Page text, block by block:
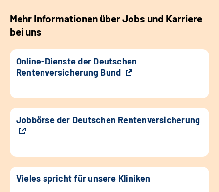
Mehr Informationen über Jobs und Karriere
bei uns
Online-Dienste der Deutschen
Rentenversicherung Bund
Jobbörse der Deutschen Rentenversicherung
Vieles spricht für unsere Kliniken